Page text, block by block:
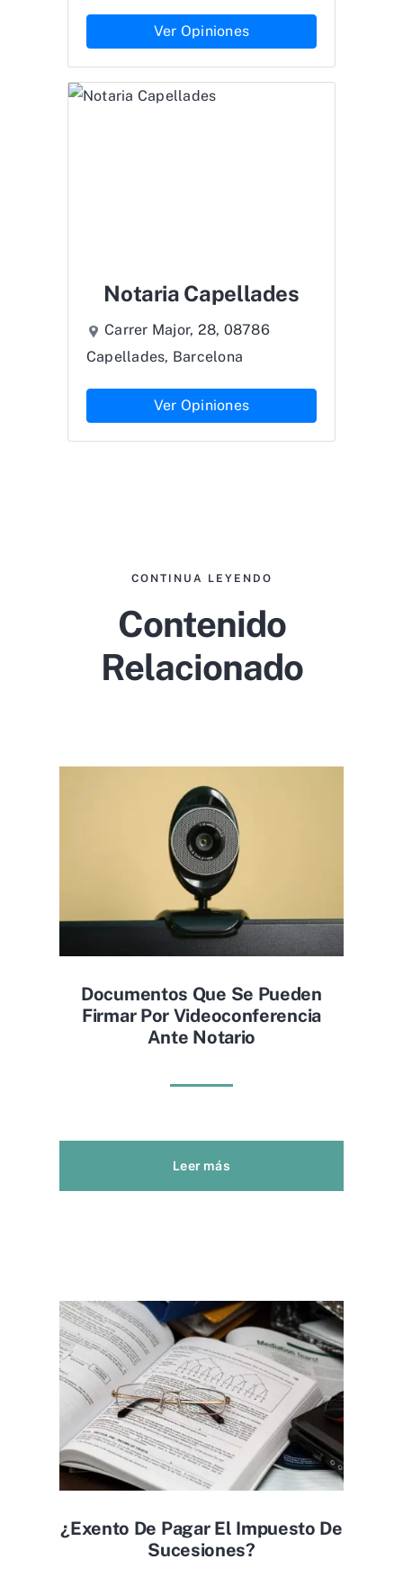
Ver Opiniones
Notaria Capellades
Carrer Major, 28, 08786
Capellades, Barcelona
Ver Opiniones
CONTINUA LEYENDO
Contenido
Relacionado
Documentos Que Se Pueden
Firmar Por Videoconferencia
Ante Notario
Leer más
¿exento De Pagar El Impuesto De
Sucesiones?